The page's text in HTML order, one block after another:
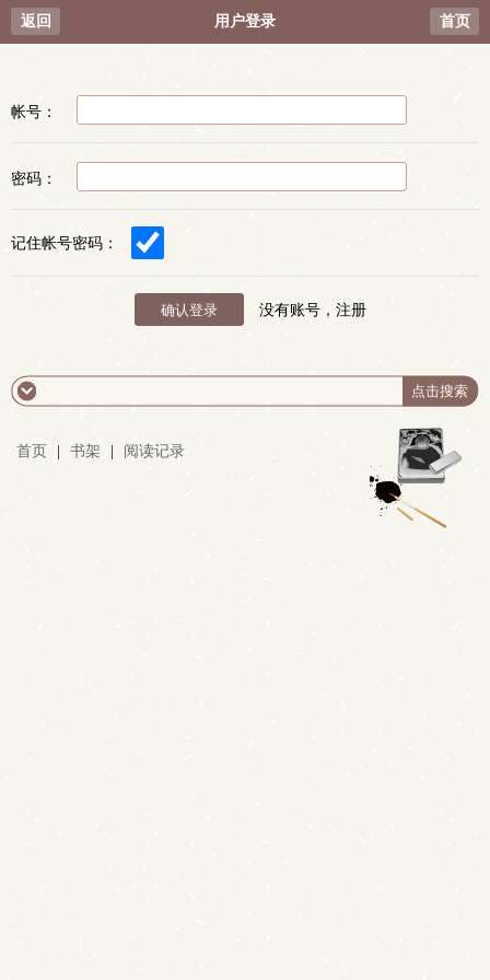
返回 用户登录 首页
帐号：
密码：
记住帐号密码：
没有账号，注册
首页 书架 阅读记录